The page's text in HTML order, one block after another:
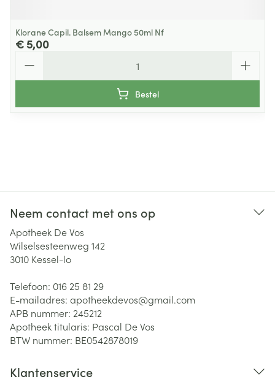
Klorane Capil. Balsem Mango 50ml Nf
€ 5,00
Bestel
Neem contact met ons op
Apotheek De Vos
Wilselsesteenweg 142
3010 Kessel-lo
Telefoon: 016 25 81 29
E-mailadres: apotheekdevos@gmail.com
APB nummer: 245212
Apotheek titularis: Pascal De Vos
BTW nummer: BE0542878019
Klantenservice